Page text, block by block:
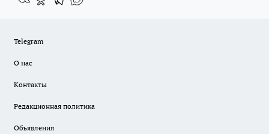
Telegram
О нас
Контакты
Редакционная политика
Объявления